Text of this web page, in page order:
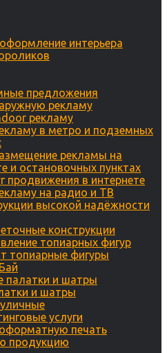
интерьера
предложения
рекламу
рекламу
в метро и подземных
рекламы на
и остановочных пунктах
продвижения в интернете
на радио и ТВ
высокой надёжности
конструкции
топиарных фигур
топиарные фигуры
палатки и шатры
и шатры
услуги
печать
продукцию